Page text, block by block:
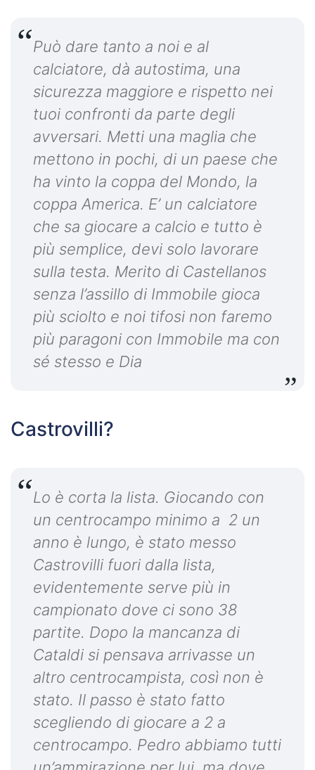
Può dare tanto a noi e al
calciatore, dà autostima, una
sicurezza maggiore e rispetto nei
tuoi confronti da parte degli
avversari. Metti una maglia che
mettono in pochi, di un paese che
ha vinto la coppa del Mondo, la
coppa America. E’ un calciatore
che sa giocare a calcio e tutto è
più semplice, devi solo lavorare
sulla testa. Merito di Castellanos
senza l’assillo di Immobile gioca
più sciolto e noi tifosi non faremo
più paragoni con Immobile ma con
sé stesso e Dia
Castrovilli?
Lo è corta la lista. Giocando con
un centrocampo minimo a 2 un
anno è lungo, è stato messo
Castrovilli fuori dalla lista,
evidentemente serve più in
campionato dove ci sono 38
partite. Dopo la mancanza di
Cataldi si pensava arrivasse un
altro centrocampista, così non è
stato. Il passo è stato fatto
scegliendo di giocare a 2 a
centrocampo. Pedro abbiamo tutti